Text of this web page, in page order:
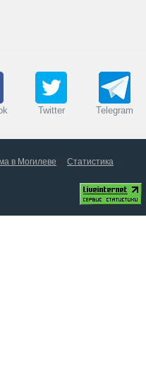
Twitter Telegram
в Могилеве
Статистика